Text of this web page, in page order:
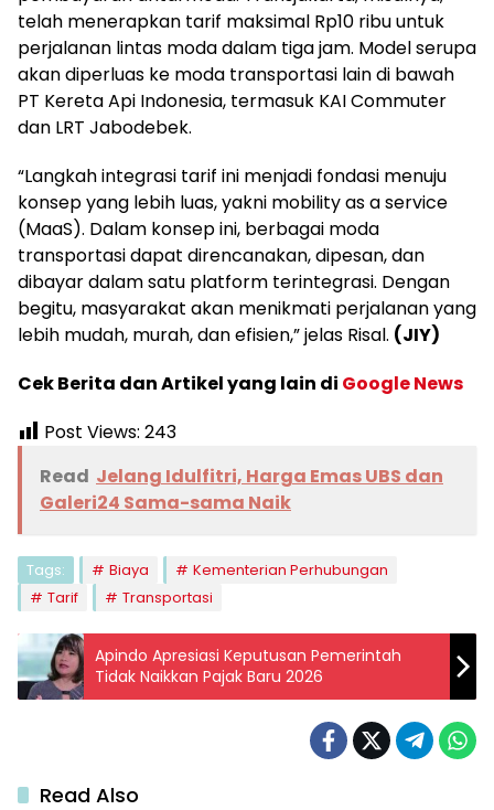
telah menerapkan tarif maksimal Rp10 ribu untuk
perjalanan lintas moda dalam tiga jam. Model serupa
akan diperluas ke moda transportasi lain di bawah
PT Kereta Api Indonesia, termasuk KAI Commuter
dan LRT Jabodebek.
“Langkah integrasi tarif ini menjadi fondasi menuju
konsep yang lebih luas, yakni mobility as a service
(MaaS). Dalam konsep ini, berbagai moda
transportasi dapat direncanakan, dipesan, dan
dibayar dalam satu platform terintegrasi. Dengan
begitu, masyarakat akan menikmati perjalanan yang
lebih mudah, murah, dan efisien,” jelas Risal. (JIY)
Cek Berita dan Artikel yang lain di Google News
Post Views: 243
Read Jelang Idulfitri, Harga Emas UBS dan
Galeri24 Sama-sama Naik
Tags: Biaya
Kementerian Perhubungan
Tarif
Transportasi
Apindo Apresiasi Keputusan Pemerintah
Tidak Naikkan Pajak Baru 2026
Read Also